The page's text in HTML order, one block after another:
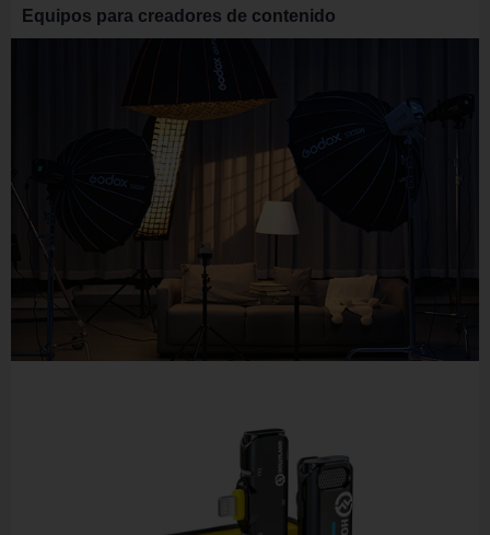
Equipos para creadores de contenido